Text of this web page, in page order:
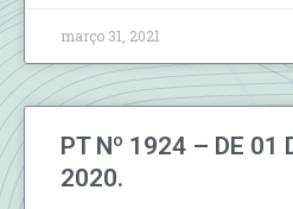
março 31, 2021
PT Nº 1924 – DE 01
2020.